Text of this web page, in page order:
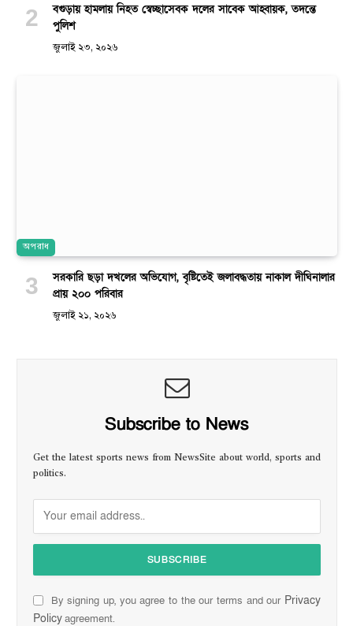
বগুড়ায় হামলায় নিহত স্বেচ্ছাসেবক দলের সাবেক আহ্বায়ক, তদন্তে
পুলিশ
জুলাই ২৩, ২০২৬
অপরাধ
সরকারি ছড়া দখলের অভিযোগ, বৃষ্টিতেই জলাবদ্ধতায় নাকাল দীঘিনালার
প্রায় ২০০ পরিবার
জুলাই ২১, ২০২৬
Subscribe to News
Get the latest sports news from NewsSite about world, sports and
politics.
By signing up, you agree to the our terms and our Privacy
Policyagreement.